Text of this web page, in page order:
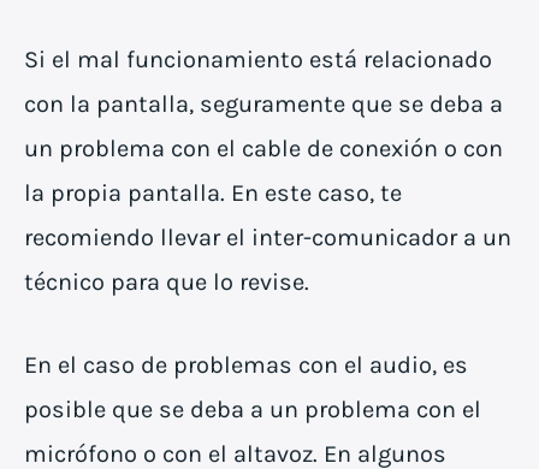
Si el mal funcionamiento está relacionado
con la pantalla, seguramente que se deba a
un problema con el cable de conexión o con
la propia pantalla. En este caso, te
recomiendo llevar el inter-comunicador a un
técnico para que lo revise.
En el caso de problemas con el audio, es
posible que se deba a un problema con el
micrófono o con el altavoz. En algunos